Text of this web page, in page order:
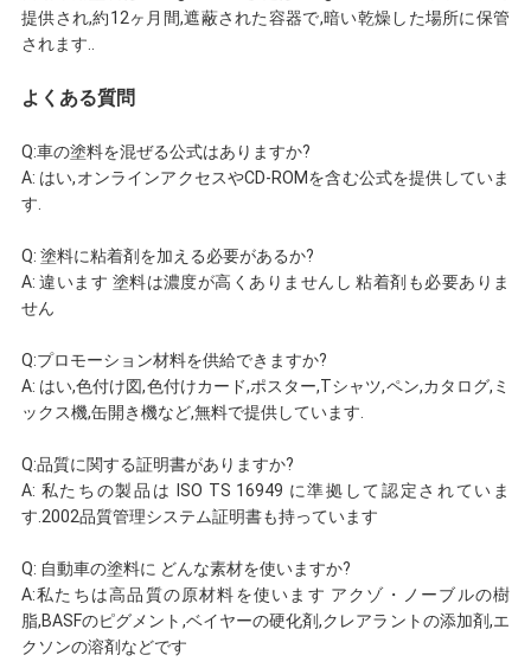
バ
シ
ー
ポ
リ
シ
ー
提供され,約12ヶ月間,遮蔽された容器で,暗い乾燥した場所に保管
されます..
よくある質問
Q:車の塗料を混ぜる公式はありますか?
A: はい,オンラインアクセスやCD-ROMを含む公式を提供していま
す.
Q: 塗料に粘着剤を加える必要があるか?
A: 違います 塗料は濃度が高くありませんし 粘着剤も必要ありま
せん
Q:プロモーション材料を供給できますか?
A: はい,色付け図,色付けカード,ポスター,Tシャツ,ペン,カタログ,ミ
ックス機,缶開き機など,無料で提供しています.
Q:品質に関する証明書がありますか?
A: 私たちの製品は ISO TS 16949 に準拠して認定されていま
す.2002品質管理システム証明書も持っています
Q: 自動車の塗料に どんな素材を使いますか?
A:私たちは高品質の原材料を使います アクゾ・ノーブルの樹
脂,BASFのピグメント,ベイヤーの硬化剤,クレアラントの添加剤,エ
クソンの溶剤などです